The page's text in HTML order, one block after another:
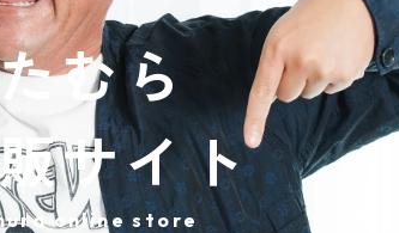
むら
サイト
online store